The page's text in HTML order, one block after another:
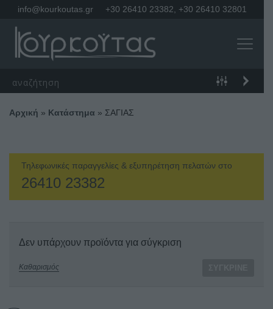
info@kourkoutas.gr +30 26410 23382 +30 26410 32801
Αρχική » Κατάστημα » ΣΑΓΙΑΣ
Τηλεφωνικές παραγγελίες & εξυπηρέτηση πελατών στο
26410 23382
Δεν υπάρχουν προϊόντα για σύγκριση
Καθαρισμός